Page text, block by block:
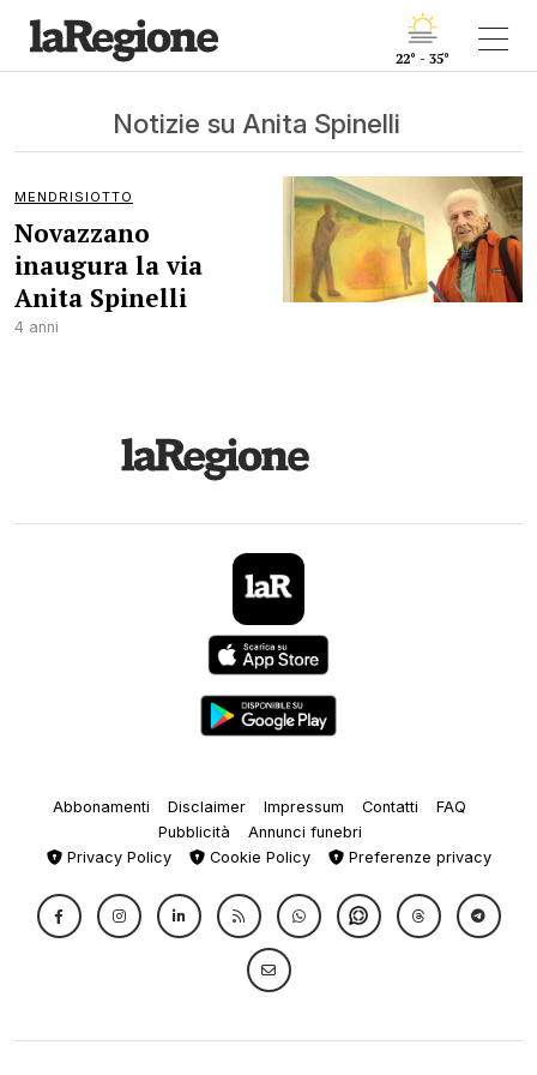
22° - 35°
Notizie su Anita Spinelli
MENDRISIOTTO
Novazzano
inaugura la via
Anita Spinelli
4 anni
Abbonamenti Disclaimer Impressum Contatti
FAQ
Pubblicità
Annunci funebri
Privacy Policy
Cookie Policy Preferenze privacy